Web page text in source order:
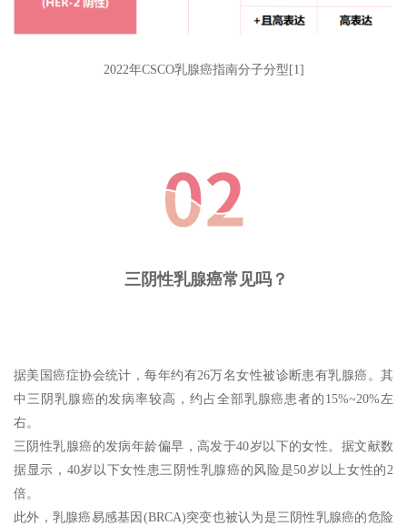
2022年CSCO乳腺癌指南分子分型[1]
三阴性乳腺癌常见吗？
据美国癌症协会统计，每年约有26万名女性被诊断患有乳腺癌。其
中三阴乳腺癌的发病率较高，约占全部乳腺癌患者的15%~20%左
右。
三阴性乳腺癌的发病年龄偏早，高发于40岁以下的女性。据文献数
据显示，40岁以下女性患三阴性乳腺癌的风险是50岁以上女性的2
倍。
此外，乳腺癌易感基因(BRCA)突变也被认为是三阴性乳腺癌的危险